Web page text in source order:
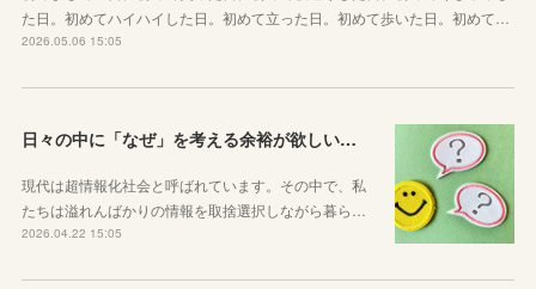
た日。初めてハイハイした日。初めて立った日。初めて歩いた日。初めて…
2026.05.06 15:05
日々の中に「なぜ」を考える余裕が欲しい子どもたちへ
現代は超情報化社会と呼ばれています。その中で、私
たちは溢れんばかりの情報を取捨選択しながら暮ら…
2026.04.22 15:05